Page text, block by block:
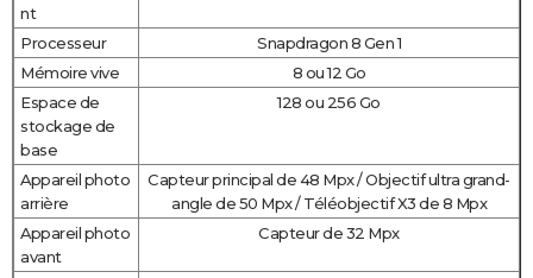
nt
Processeur
Snapdragon 8 Gen 1
Mémoire vive
8 ou 12 Go
Espace de
stockage de
base
128 ou 256 Go
Appareil photo
arrière
Capteur principal de 48 Mpx / Objectif ultra grand-
angle de 50 Mpx / Téléobjectif X3 de 8 Mpx
Appareil photo
avant
Capteur de 32 Mpx